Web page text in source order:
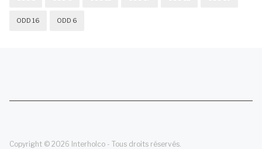
ODD 16 ODD 6
Copyright © 2026 Interholco - Tous droits réservés.